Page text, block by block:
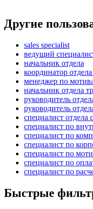
Другие
sales specialist
ведущий
начальник отдела
координатор
менеджер по
начальник отдела
руководитель
руководитель
специалист отдела
специалист по
специалист по
специалист по
специалист по
специалист по
специалист по
Быстрые